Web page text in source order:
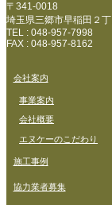
〒341-0018
埼玉県三郷市早稲田２
TEL : 048-957-7998
FAX : 048-957-8162
会社案内
事業案内
会社概要
エヌケーのこだわり
施工事例
協力業者募集